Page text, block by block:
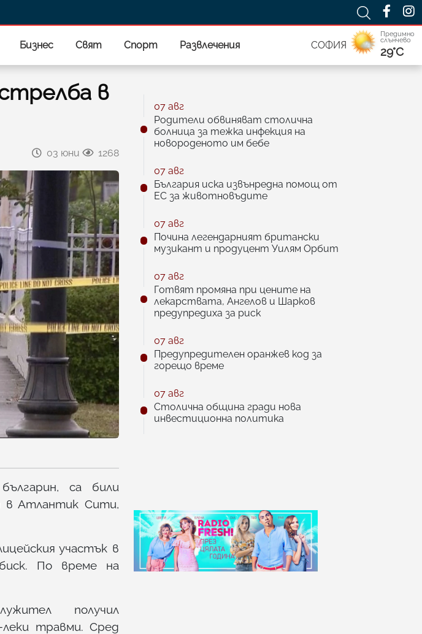
Бизнес Свят Спорт Развлечения СОФИЯ
Предимно
слънчево
29°C
в
03 юни 1268
са били
в Атлантик Сити,
участък в
По време на
получил
травми. Сред
07 авг
Родители обвиняват столична
болница за тежка инфекция на
новороденото им бебе
07 авг
България иска извънредна помощ от
ЕС за животновъдите
07 авг
Почина легендарният британски
музикант и продуцент Уилям Орбит
07 авг
Готвят промяна при цените на
лекарствата, Ангелов и Шарков
предупредиха за риск
07 авг
Предупредителен оранжев код за
горещо време
07 авг
Столична община гради нова
инвестиционна политика